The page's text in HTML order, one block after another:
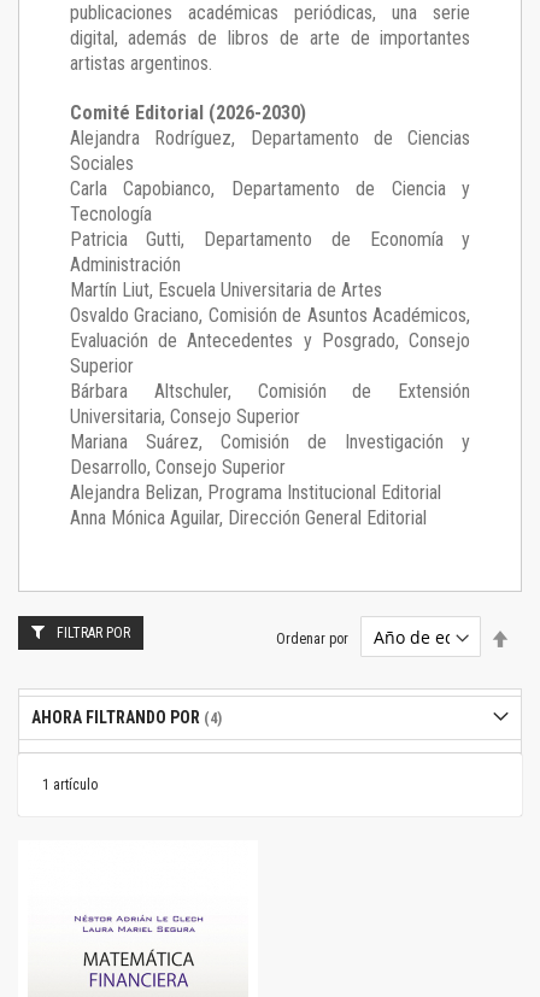
publicaciones académicas periódicas, una serie
digital, además de libros de arte de importantes
artistas argentinos.
Comité Editorial (2026-2030)
Alejandra Rodríguez, Departamento de Ciencias
Sociales
Carla Capobianco, Departamento de Ciencia y
Tecnología
Patricia Gutti, Departamento de Economía y
Administración
Martín Liut, Escuela Universitaria de Artes
Osvaldo Graciano, Comisión de Asuntos Académicos,
Evaluación de Antecedentes y Posgrado, Consejo
Superior
Bárbara Altschuler, Comisión de Extensión
Universitaria, Consejo Superior
Mariana Suárez, Comisión de Investigación y
Desarrollo, Consejo Superior
Alejandra Belizan, Programa Institucional Editorial
Anna Mónica Aguilar, Dirección General Editorial
1 artículo
Ordenar por
FILTRAR POR
AHORA FILTRANDO POR